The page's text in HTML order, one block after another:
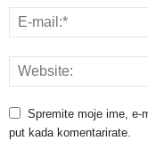
Spremite moje ime, e-
put kada komentarirate.